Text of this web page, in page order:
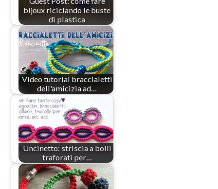
bijoux riciclando le buste
di plastica
Video tutorial braccialetti
dell'amicizia ad…
Uncinetto: striscia a bolli
traforati per…